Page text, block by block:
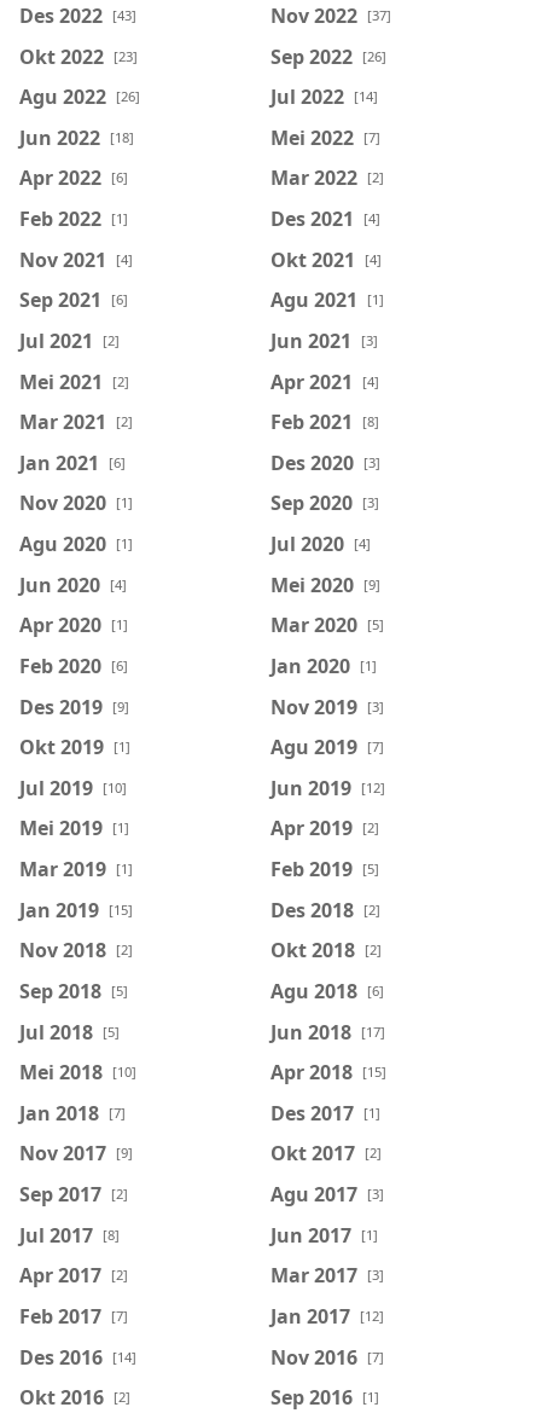
Des 2022 [43] Nov 2022 [37]
Okt 2022 [23] Sep 2022 [26]
Agu 2022 [26] Jul 2022 [14]
Jun 2022 [18] Mei 2022 [7]
Apr 2022 [6] Mar 2022 [2]
Feb 2022 [1] Des 2021 [4]
Nov 2021 [4] Okt 2021 [4]
Sep 2021 [6] Agu 2021 [1]
Jul 2021 [2] Jun 2021 [3]
Mei 2021 [2] Apr 2021 [4]
Mar 2021 [2] Feb 2021 [8]
Jan 2021 [6] Des 2020 [3]
Nov 2020 [1] Sep 2020 [3]
Agu 2020 [1] Jul 2020 [4]
Jun 2020 [4] Mei 2020 [9]
Apr 2020 [1] Mar 2020 [5]
Feb 2020 [6] Jan 2020 [1]
Des 2019 [9] Nov 2019 [3]
Okt 2019 [1] Agu 2019 [7]
Jul 2019 [10] Jun 2019 [12]
Mei 2019 [1] Apr 2019 [2]
Mar 2019 [1] Feb 2019 [5]
Jan 2019 [15] Des 2018 [2]
Nov 2018 [2] Okt 2018 [2]
Sep 2018 [5] Agu 2018 [6]
Jul 2018 [5] Jun 2018 [17]
Mei 2018 [10] Apr 2018 [15]
Jan 2018 [7] Des 2017 [1]
Nov 2017 [9] Okt 2017 [2]
Sep 2017 [2] Agu 2017 [3]
Jul 2017 [8] Jun 2017 [1]
Apr 2017 [2] Mar 2017 [3]
Feb 2017 [7] Jan 2017 [12]
Des 2016 [14] Nov 2016 [7]
Okt 2016 [2] Sep 2016 [1]